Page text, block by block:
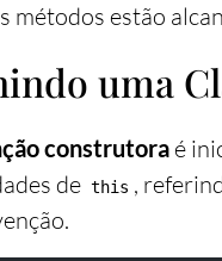
métodos estão
uma
construtoraé
de this ,